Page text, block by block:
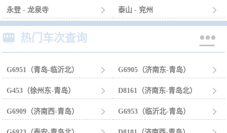
永登 - 龙泉寺  泰山 - 兖州 
 热门车次查询 
G6951（青岛-临沂北）  G6905（济南东-青岛） 
G453（徐州东-青岛）  D8161（济南东-青岛北） 
G6909（济南西-青岛）  G6953（临沂北-青岛） 